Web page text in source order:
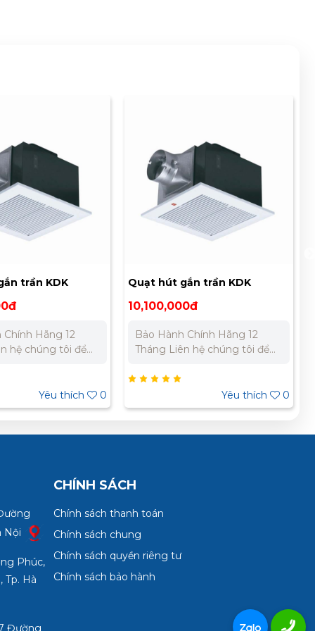
trần KDK
Hãng 12
– 0945 332
Yêu thích 0
Quạt hút gắn trần KDK
38CDG
10,100,000đ
Bảo Hành Chính Hãng 12
Tháng Liên hệ chúng tôi để
án. Miền Bắc : 0989 310 979
0902 303 733 – 0945 332
Yêu thích 0
Nội
Phúc,
Tp. Hà
Đường
CHÍNH SÁCH
Chính sách thanh toán
Chính sách chung
Chính sách quyền riêng tư
Chính sách bảo hành